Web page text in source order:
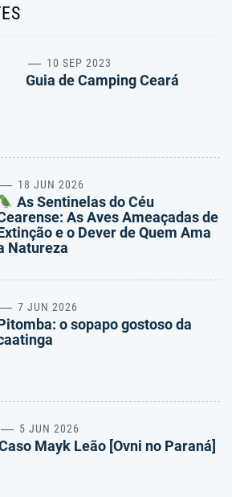
10 SEP 2023
Guia de Camping Ceará
18 JUN 2026
As Sentinelas do Céu
As Aves Ameaçadas de
e o Dever de Quem Ama
Natureza
7 JUN 2026
o sopapo gostoso da
5 JUN 2026
Mayk Leão [Ovni no Paraná]